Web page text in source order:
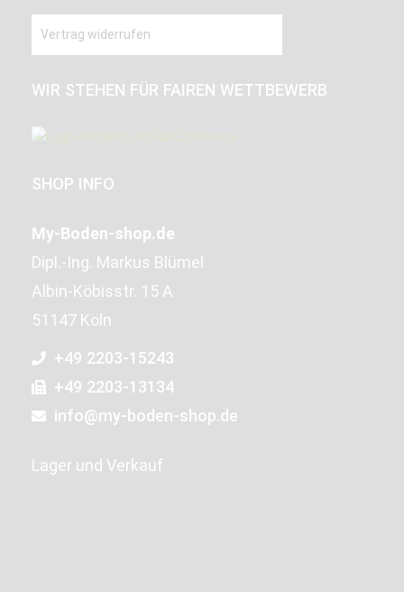
Vertrag widerrufen
WIR STEHEN FÜR FAIREN WETTBEWERB
SHOP INFO
My-Boden-shop.de
Dipl.-Ing. Markus Blümel
Albin-Köbisstr. 15 A
51147 Köln
+49 2203-15243
+49 2203-13134
info@my-boden-shop.de
Lager und Verkauf